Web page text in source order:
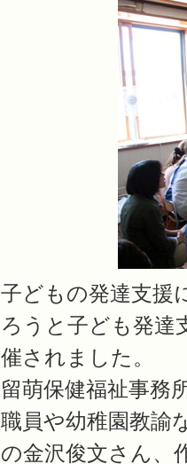
子どもの発達支援
ろうと子ども発達
催されました。
留萌保健福祉事務
職員や幼稚園教諭
の金沢俊文さん、